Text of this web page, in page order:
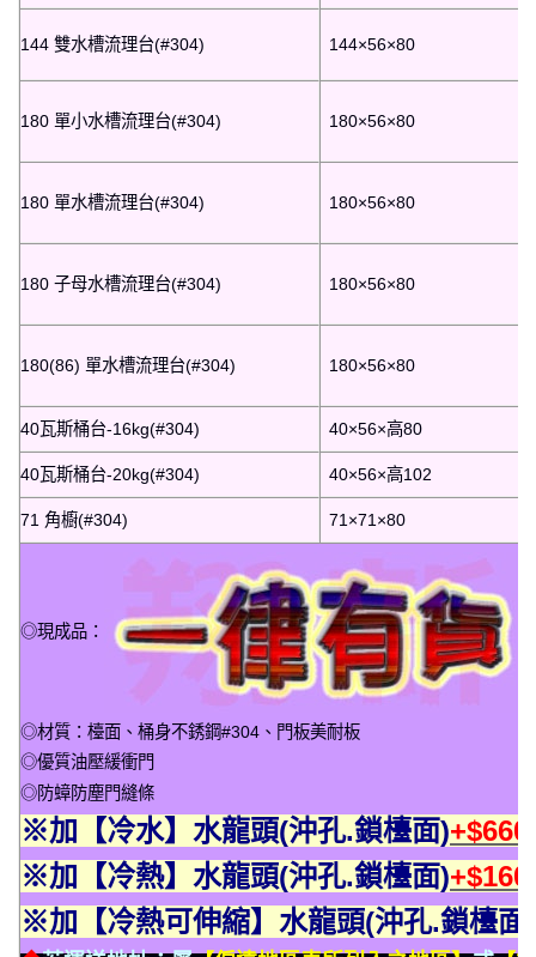
144 雙水槽流理台(#304) 144×56×80
180 單小水槽流理台(#304) 180×56×80
180 單水槽流理台(#304) 180×56×80
180 子母水槽流理台(#304) 180×56×80
180(86) 單水槽流理台(#304) 180×56×80
40瓦斯桶台-16kg(#304) 40×56×高80
40瓦斯桶台-20kg(#304) 40×56×高102
71 角櫥(#304) 71×71×80
◎現成品：
◎材質：檯面、桶身不銹鋼#304、門板美耐板
◎優質油壓緩衝門
◎防蟑防塵門縫條
※加【冷水】水龍頭(沖孔.鎖檯面)
※加【冷熱】水龍頭(沖孔.鎖檯面)
※加【冷熱可伸縮】水龍頭(沖孔.鎖檯面)